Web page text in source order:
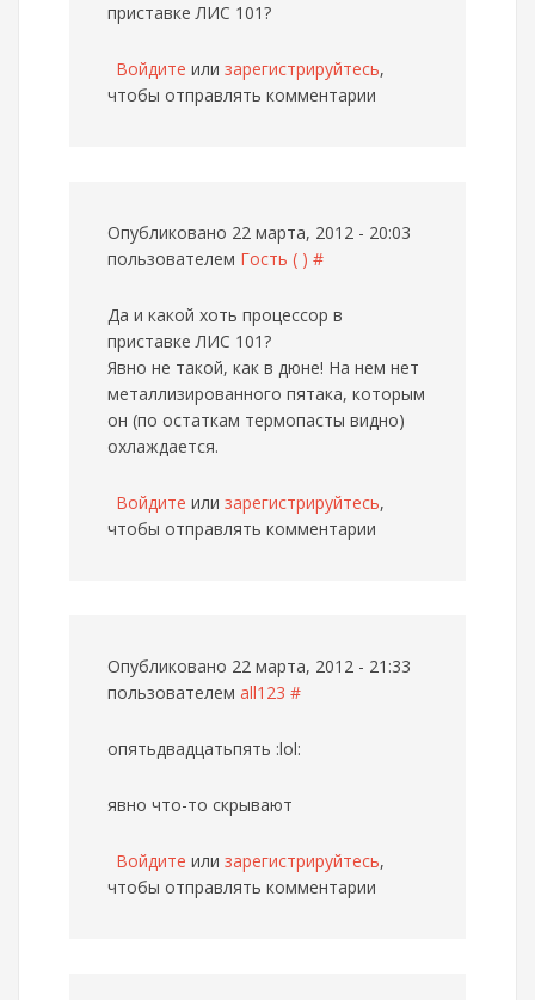
приставке ЛИС 101?
Войдите или зарегистрируйтесь,
чтобы отправлять комментарии
Опубликовано 22 марта, 2012 - 20:03
пользователем Гость ( ) #
Да и какой хоть процессор в
приставке ЛИС 101?
Явно не такой, как в дюне! На нем нет
металлизированного пятака, которым
он (по остаткам термопасты видно)
охлаждается.
Войдите или зарегистрируйтесь,
чтобы отправлять комментарии
Опубликовано 22 марта, 2012 - 21:33
пользователем all123 #
опятьдвадцатьпять :lol:
явно что-то скрывают
Войдите или зарегистрируйтесь,
чтобы отправлять комментарии